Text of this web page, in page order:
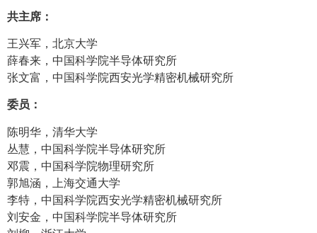
共主席：
王兴军，北京大学
薛春来，中国科学院半导体研究所
张文富，中国科学院西安光学精密机械研究所
委员：
陈明华，清华大学
丛慧，中国科学院半导体研究所
邓震，中国科学院物理研究所
郭旭涵，上海交通大学
李特，中国科学院西安光学精密机械研究所
刘安金，中国科学院半导体研究所